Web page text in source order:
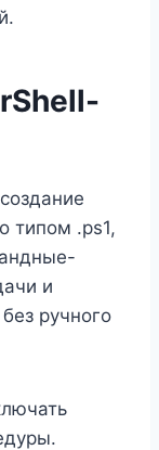
типом .ps1,
и
ручного